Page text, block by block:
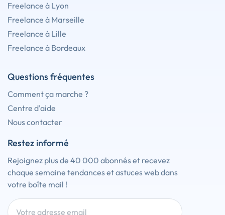
Freelance à Lyon
Freelance à Marseille
Freelance à Lille
Freelance à Bordeaux
Questions fréquentes
Comment ça marche ?
Centre d'aide
Nous contacter
Restez informé
Rejoignez plus de 40 000 abonnés et recevez
chaque semaine tendances et astuces web dans
votre boîte mail !